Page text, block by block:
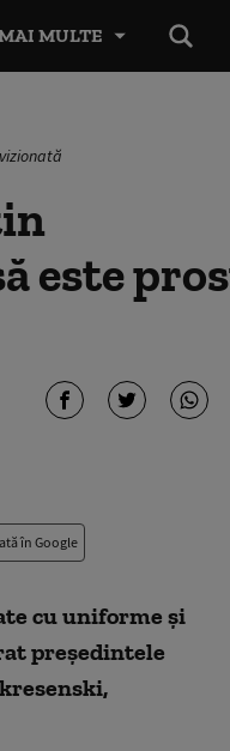
MULTE
este
în Google
cu uniforme și
președintele